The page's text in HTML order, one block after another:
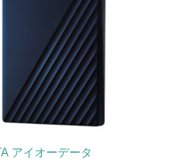
アイオーデータ